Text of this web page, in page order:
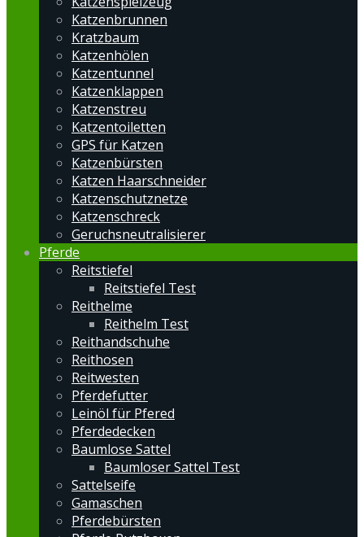
Katzenbrunnen
Kratzbaum
Katzenhölen
Katzentunnel
Katzenklappen
Katzenstreu
Katzentoiletten
GPS für Katzen
Katzenbürsten
Katzen Haarschneider
Katzenschutznetze
Katzenschreck
Geruchsneutralisierer
Pferde
Reitstiefel
Reitstiefel Test
Reithelme
Reithelm Test
Reithandschuhe
Reithosen
Reitwesten
Pferdefutter
Leinöl für Pfered
Pferdedecken
Baumlose Sattel
Baumloser Sattel Test
Sattelseife
Gamaschen
Pferdebürsten